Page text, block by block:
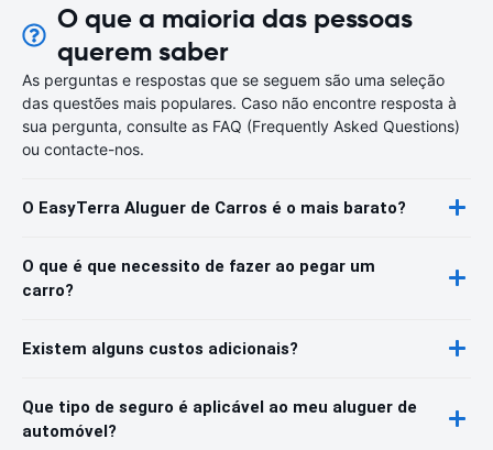
O que a maioria das pessoas
querem saber
As perguntas e respostas que se seguem são uma seleção
das questões mais populares. Caso não encontre resposta à
sua pergunta, consulte as FAQ (Frequently Asked Questions)
ou contacte-nos.
O EasyTerra Aluguer de Carros é o mais barato?
O que é que necessito de fazer ao pegar um
carro?
Existem alguns custos adicionais?
Que tipo de seguro é aplicável ao meu aluguer de
automóvel?